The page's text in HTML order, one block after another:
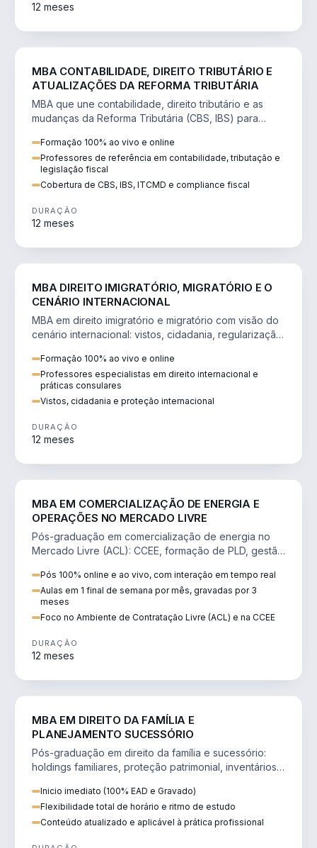
12 meses
MBA CONTABILIDADE, DIREITO TRIBUTÁRIO E
ATUALIZAÇÕES DA REFORMA TRIBUTÁRIA
MBA que une contabilidade, direito tributário e as
mudanças da Reforma Tributária (CBS, IBS) para
Formação 100% ao vivo e online
Professores de referência em contabilidade, tributação e
legislação fiscal
Cobertura de CBS, IBS, ITCMD e compliance fiscal
DURAÇÃO
12 meses
MBA DIREITO IMIGRATÓRIO, MIGRATÓRIO E O
CENÁRIO INTERNACIONAL
MBA em direito imigratório e migratório com visão do
cenário internacional: vistos, cidadania, regularização
Formação 100% ao vivo e online
Professores especialistas em direito internacional e
práticas consulares
Vistos, cidadania e proteção internacional
DURAÇÃO
12 meses
MBA EM COMERCIALIZAÇÃO DE ENERGIA E
OPERAÇÕES NO MERCADO LIVRE
Pós-graduação em comercialização de energia no
Mercado Livre (ACL): CCEE, formação de PLD, gestão
Pós 100% online e ao vivo, com interação em tempo real
Aulas em 1 final de semana por mês, gravadas por 3
meses
Foco no Ambiente de Contratação Livre (ACL) e na CCEE
DURAÇÃO
12 meses
MBA EM DIREITO DA FAMÍLIA E
PLANEJAMENTO SUCESSÓRIO
Pós-graduação em direito da família e sucessório:
holdings familiares, proteção patrimonial, inventários
Inicio imediato (100% EAD e Gravado)
Flexibilidade total de horário e ritmo de estudo
Conteúdo atualizado e aplicável à prática profissional